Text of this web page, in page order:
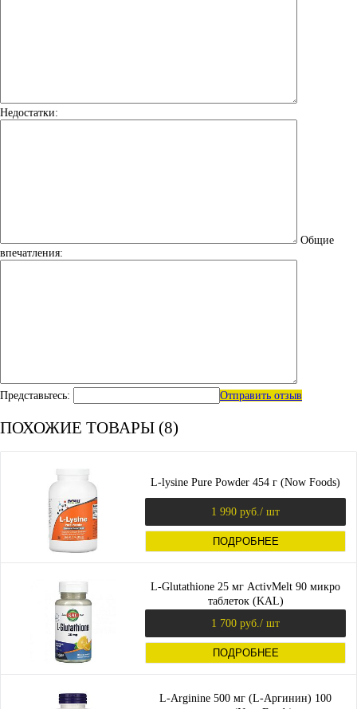
Недостатки:
Общие
впечатления:
Представьтесь: Отправить отзыв
ПОХОЖИЕ ТОВАРЫ (8)
L-lysine Pure Powder 454 г (Now Foods)
1 990 руб. / шт
ПОДРОБНЕЕ
L-Glutathione 25 мг ActivMelt 90 микро
таблеток (KAL)
1 700 руб. / шт
ПОДРОБНЕЕ
L-Arginine 500 мг (L-Аргинин) 100